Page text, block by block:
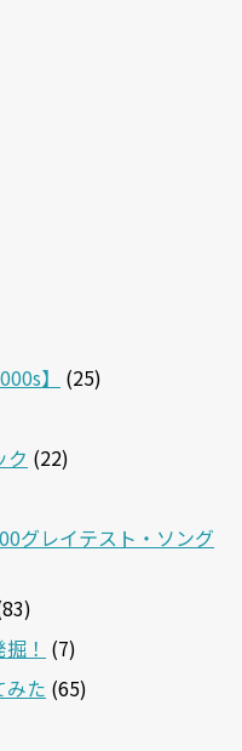
】
(25)
ク (22)
グレイテスト・ソング
！ (7)
みた (65)